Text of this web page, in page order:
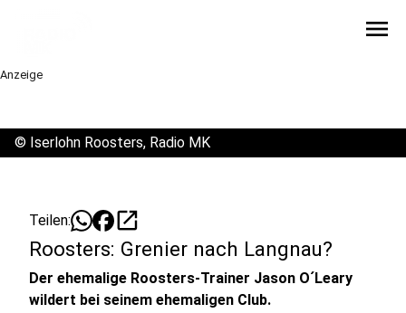
menu
Anzeige
© Iserlohn Roosters, Radio MK
Teilen: open_in_new
Roosters: Grenier nach Langnau?
Der ehemalige Roosters-Trainer Jason O´Leary
wildert bei seinem ehemaligen Club.